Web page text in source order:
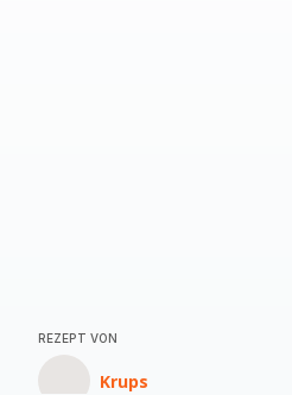
REZEPT VON
Krups